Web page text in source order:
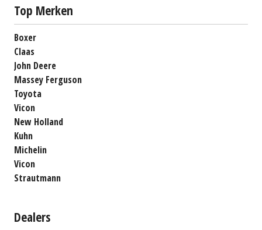
Top Merken
Boxer
Claas
John Deere
Massey Ferguson
Toyota
Vicon
New Holland
Kuhn
Michelin
Vicon
Strautmann
Dealers